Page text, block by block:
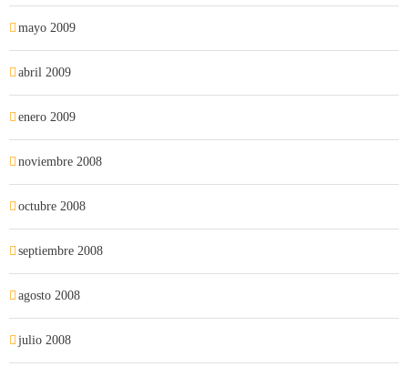
mayo 2009
abril 2009
enero 2009
noviembre 2008
octubre 2008
septiembre 2008
agosto 2008
julio 2008